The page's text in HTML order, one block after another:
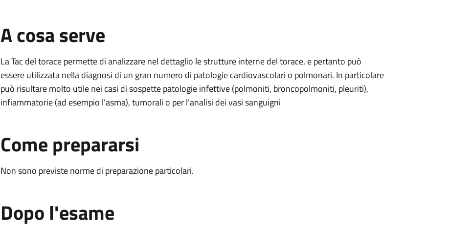
A cosa serve
La Tac del torace permette di analizzare nel dettaglio le strutture interne del torace, e pertanto può
essere utilizzata nella diagnosi di un gran numero di patologie cardiovascolari o polmonari. In particolare
può risultare molto utile nei casi di sospette patologie infettive (polmoniti, broncopolmoniti, pleuriti),
infiammatorie (ad esempio l’asma), tumorali o per l’analisi dei vasi sanguigni
Come prepararsi
Non sono previste norme di preparazione particolari.
Dopo l'esame